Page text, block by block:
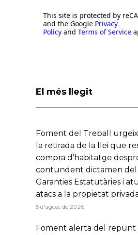
This site is protected by
and the Google Privacy
Policy and Terms of Service
El més llegit
Foment del Treball
la retirada de la llei que
compra d’habitatge
contundent dictamen del
Garanties Estatutàries i
atacs a la propietat
5 d'agost de 2026
Foment alerta del repunt